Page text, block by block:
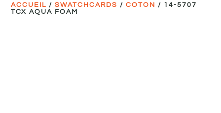
ACCUEIL /SWATCHCARDS /COTON / 14-5707
TCX AQUA FOAM